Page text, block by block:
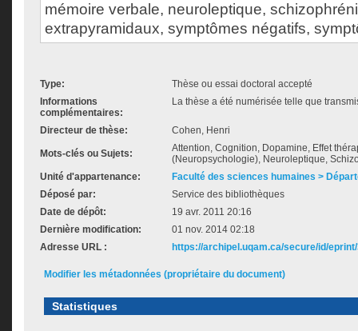
mémoire verbale, neuroleptique,
extrapyramidaux, symptômes négatifs,
Type:
Thèse ou essai doctoral accepté
Informations
complémentaires:
La thèse a été numérisée telle que
Directeur de thèse: Cohen, Henri
Mots-clés ou Sujets:
Attention, Cognition, Dopamine, Effet
(Neuropsychologie), Neuroleptique,
Unité d'appartenance:
Faculté des sciences humaines >
Déposé par:
Service des bibliothèques
Date de dépôt:
19 avr. 2011 20:16
Dernière modification:
01 nov. 2014 02:18
Adresse URL :
https://archipel.uqam.ca/secure/id/
Modifier les métadonnées (propriétaire du document)
Statistiques